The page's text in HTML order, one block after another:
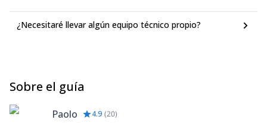
¿Necesitaré llevar algún equipo técnico propio?
Sobre el guía
Paolo 4.9 (20)